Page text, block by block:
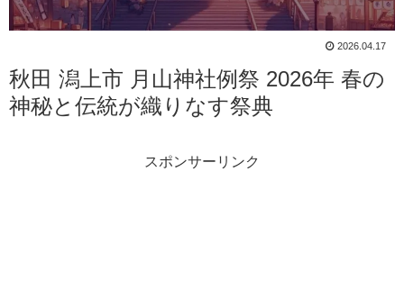
2026.04.17
秋田 潟上市 月山神社例祭 2026年 春の
神秘と伝統が織りなす祭典
スポンサーリンク